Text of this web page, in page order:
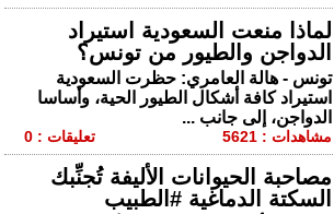
لماذا منعت السعودية استيراد
الدواجن والطيور من تونس؟
تونس - هالة العامري: حظرت السعودية
استيراد كافة أشكال الطيور الحية، وأساسا
الدواجن، إلى جانب ...
تعليقات : 0 مشاهدات : 5621
مصاحبة الحيوانات الأليفة تُجنِّبك
السكتة الدماغية #الطبيب